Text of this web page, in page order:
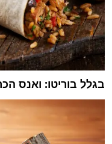
בגלל בוריטו: ואנס